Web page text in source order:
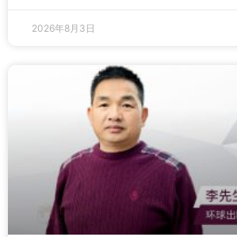
2026年8月3日